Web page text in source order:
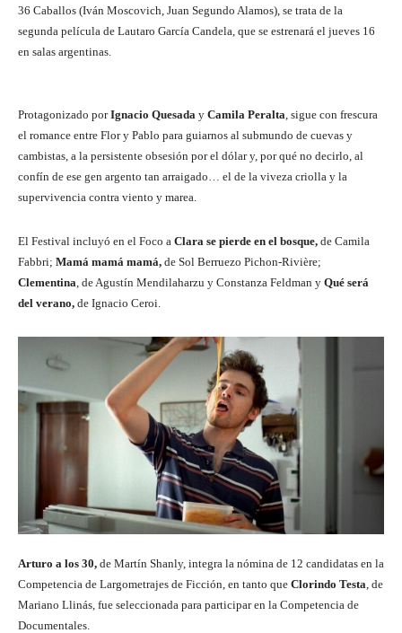
36 Caballos (Iván Moscovich, Juan Segundo Alamos), se trata de la
segunda película de Lautaro García Candela, que se estrenará el jueves 16
en salas argentinas.
Protagonizado porIgnacio Quesada y Camila Peralta, sigue con frescura
el romance entre Flor y Pablo para guiarnos al submundo de cuevas y
cambistas, a la persistente obsesión por el dólar y, por qué no decirlo, al
confín de ese gen argento tan arraigado… el de la viveza criolla y la
supervivencia contra viento y marea.
El Festival incluyó en el Foco a Clara se pierde en el bosque, de Camila
Fabbri; Mamá mamá mamá, de Sol Berruezo Pichon-Rivière;
Clementina, de Agustín Mendilaharzu y Constanza Feldman y Qué será
del verano, de Ignacio Ceroi.
Arturo a los 30, de Martín Shanly, integra la nómina de 12 candidatas en la
Competencia de Largometrajes de Ficción, en tanto que Clorindo Testa , de
Mariano Llinás, fue seleccionada para participar en la Competencia de
Documentales.